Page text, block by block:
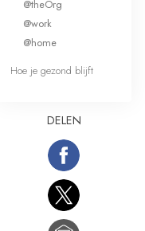
@theOrg
@work
@home
Hoe je gezond blijft
DELEN